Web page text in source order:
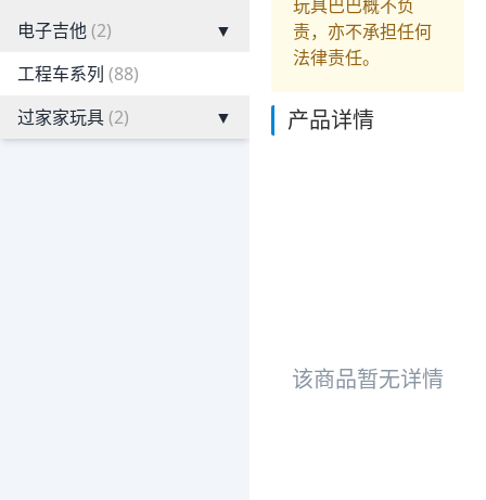
电子吉他(2)
▼
工程车系列 (88)
过家家玩具(2) ▼
玩具巴巴概不负
责，亦不承担任何
法律责任。
产品详情
该商品暂无详情